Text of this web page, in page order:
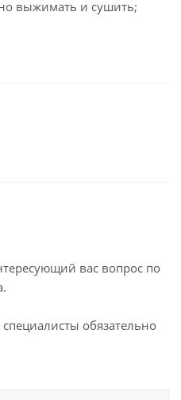
выжимать и сушить;
вас вопрос по
обязательно